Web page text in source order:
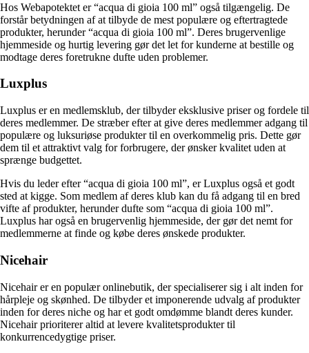
Hos Webapotektet er “acqua di gioia 100 ml” også tilgængelig. De
forstår betydningen af at tilbyde de mest populære og eftertragtede
produkter, herunder “acqua di gioia 100 ml”. Deres brugervenlige
hjemmeside og hurtig levering gør det let for kunderne at bestille og
modtage deres foretrukne dufte uden problemer.
Luxplus
Luxplus er en medlemsklub, der tilbyder eksklusive priser og fordele til
deres medlemmer. De stræber efter at give deres medlemmer adgang til
populære og luksuriøse produkter til en overkommelig pris. Dette gør
dem til et attraktivt valg for forbrugere, der ønsker kvalitet uden at
sprænge budgettet.
Hvis du leder efter “acqua di gioia 100 ml”, er Luxplus også et godt
sted at kigge. Som medlem af deres klub kan du få adgang til en bred
vifte af produkter, herunder dufte som “acqua di gioia 100 ml”.
Luxplus har også en brugervenlig hjemmeside, der gør det nemt for
medlemmerne at finde og købe deres ønskede produkter.
Nicehair
Nicehair er en populær onlinebutik, der specialiserer sig i alt inden for
hårpleje og skønhed. De tilbyder et imponerende udvalg af produkter
inden for deres niche og har et godt omdømme blandt deres kunder.
Nicehair prioriterer altid at levere kvalitetsprodukter til
konkurrencedygtige priser.